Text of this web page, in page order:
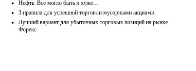
Нефть: Все могло быть и хуже…
3 правила для успешной торговли мусорными акциями
Лучший вариант для убыточных торговых позиций на рынке
Форекс